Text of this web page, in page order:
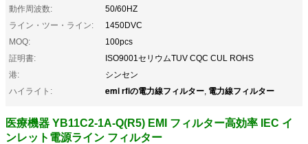
動作周波数:
50/60HZ
ライン・ツー・ライン:
1450DVC
MOQ:
100pcs
証明書:
ISO9001セリウムTUV CQC CUL ROHS
港:
シンセン
ハイライト:
emi rfiの電力線フィルター, 電力線フィルター
医療機器 YB11C2-1A-Q(R5) EMI フィルター高効率 IEC イ
ンレット電源ライン フィルター